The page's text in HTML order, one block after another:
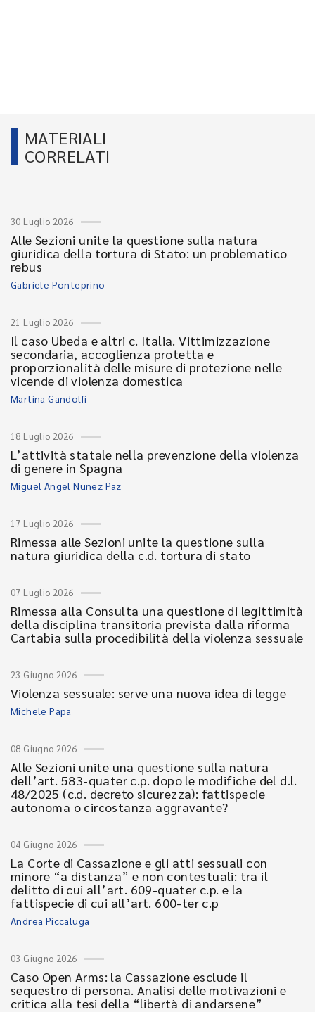
MATERIALI
CORRELATI
30 Luglio 2026
Alle Sezioni unite la questione sulla natura
giuridica della tortura di Stato: un problematico
rebus
Gabriele Ponteprino
21 Luglio 2026
Il caso Ubeda e altri c. Italia. Vittimizzazione
secondaria, accoglienza protetta e
proporzionalità delle misure di protezione nelle
vicende di violenza domestica
Martina Gandolfi
18 Luglio 2026
L’attività statale nella prevenzione della violenza
di genere in Spagna
Miguel Angel Nunez Paz
17 Luglio 2026
Rimessa alle Sezioni unite la questione sulla
natura giuridica della c.d. tortura di stato
07 Luglio 2026
Rimessa alla Consulta una questione di legittimità
della disciplina transitoria prevista dalla riforma
Cartabia sulla procedibilità della violenza sessuale
23 Giugno 2026
Violenza sessuale: serve una nuova idea di legge
Michele Papa
08 Giugno 2026
Alle Sezioni unite una questione sulla natura
dell’art. 583-quater c.p. dopo le modifiche del d.l.
48/2025 (c.d. decreto sicurezza): fattispecie
autonoma o circostanza aggravante?
04 Giugno 2026
La Corte di Cassazione e gli atti sessuali con
minore “a distanza” e non contestuali: tra il
delitto di cui all’art. 609-quater c.p. e la
fattispecie di cui all’art. 600-ter c.p
Andrea Piccaluga
03 Giugno 2026
Caso Open Arms: la Cassazione esclude il
sequestro di persona. Analisi delle motivazioni e
critica alla tesi della “libertà di andarsene”